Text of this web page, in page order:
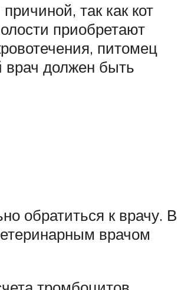
так как кот
приобретают
питомец
врач должен быть
обратиться к врачу. В
врачом